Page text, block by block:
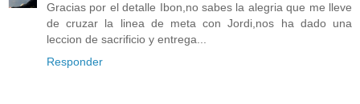
Gracias por el detalle Ibon,no sabes la alegria que me lleve
de cruzar la linea de meta con Jordi,nos ha dado una
leccion de sacrificio y entrega...
Responder